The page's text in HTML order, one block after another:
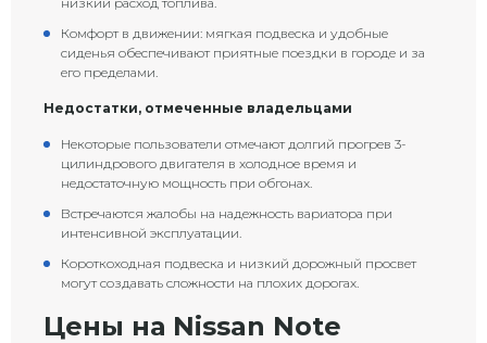
Комфорт в движении: мягкая подвеска и удобные
сиденья обеспечивают приятные поездки в городе и за
его пределами.
Недостатки, отмеченные владельцами
Некоторые пользователи отмечают долгий прогрев 3-
цилиндрового двигателя в холодное время и
недостаточную мощность при обгонах.
Встречаются жалобы на надежность вариатора при
интенсивной эксплуатации.
Короткоходная подвеска и низкий дорожный просвет
могут создавать сложности на плохих дорогах.
Цены на Nissan Note